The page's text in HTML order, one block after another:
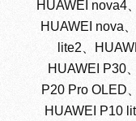
HUAWEI nova4
HUAWEI nova
lite2、
HUAWEI P30
P20 Pro OLED
HUAWEI P10